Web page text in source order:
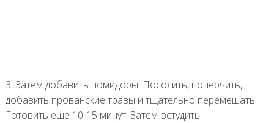
3. Затем добавить помидоры. Посолить, поперчить,
добавить прованские травы и тщательно перемешать.
Готовить еще 10-15 минут. Затем остудить.